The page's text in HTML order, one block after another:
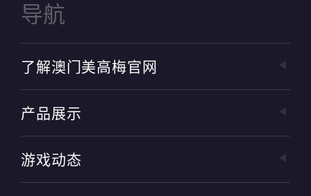
导航
了解澳门美高梅官网
产品展示
游戏动态